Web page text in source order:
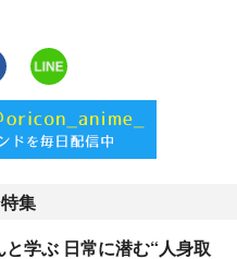
集
と学ぶ 日常に潜む“人身取